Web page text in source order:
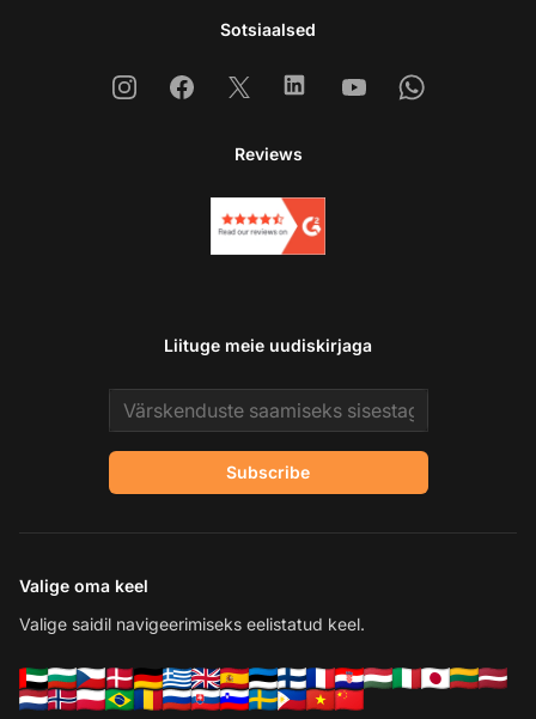
Sotsiaalsed
InstagramFacebook
X LinkedinYoutubeWhatsapp
Reviews
Liituge meie uudiskirjaga
Email address
Subscribe
Valige oma keel
Valige saidil navigeerimiseks eelistatud keel.